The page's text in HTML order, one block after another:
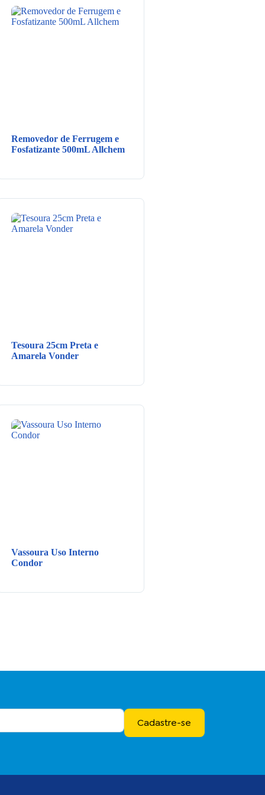
Removedor de Ferrugem e
Fosfatizante 500mL Allchem
Tesoura 25cm Preta e
Amarela Vonder
Vassoura Uso Interno
Condor
Cadastre-se